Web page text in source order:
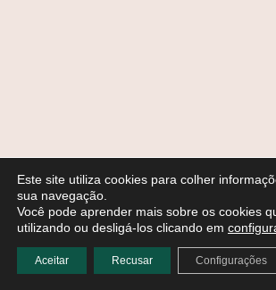
Este site utiliza cookies para colher
sua navegação.
Você pode aprender mais sobre os cookies
utilizando ou desligá-los clicando em
Aceitar Recusar Configurações